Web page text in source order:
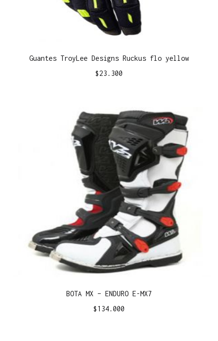
Guantes TroyLee Designs Ruckus flo yellow
$23.300
BOTA MX – ENDURO E-MX7
$134.000